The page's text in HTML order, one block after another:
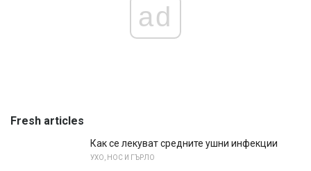
ad
Fresh articles
Как се лекуват средните ушни инфекции
УХО, НОС И ГЪРЛО